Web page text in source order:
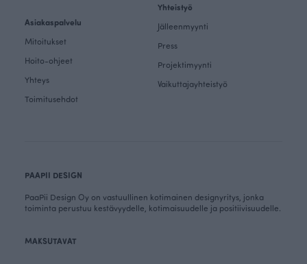
Asiakaspalvelu
Mitoitukset
Hoito-ohjeet
Yhteys
Toimitusehdot
Yhteistyö
Jälleenmyynti
Press
Projektimyynti
Vaikuttajayhteistyö
PAAPII DESIGN
PaaPii Design Oy on vastuullinen kotimainen designyritys, jonka
toiminta perustuu kestävyydelle, kotimaisuudelle ja positiivisuudelle.
MAKSUTAVAT